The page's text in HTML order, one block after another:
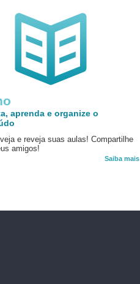
aprenda e organize o
e reveja suas aulas! Compartilhe
amigos!
Saiba mais